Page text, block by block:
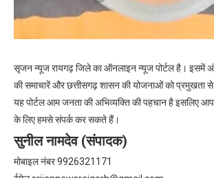
सृजन न्यूज रायगढ़ जिले का ऑनलाइन न्यूज पोर्टल है।
की समाचारें और छत्तीसगढ़ शासन की योजनाओं को प्रमुखता से
यह पोर्टल आम जनता की अभिव्यक्ति की पहचान है इसलिए
के लिए हमसे संपर्क कर सकते हैं।
सुनील नामदेव (संपादक)
मोबाइल नंबर 9926321171